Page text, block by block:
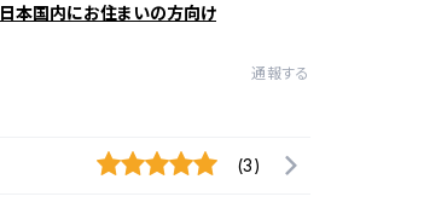
日本国内にお住まいの方向け
通報する
(3)